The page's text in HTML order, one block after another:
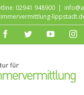
02941 948900 |
facebooktwitter youtube